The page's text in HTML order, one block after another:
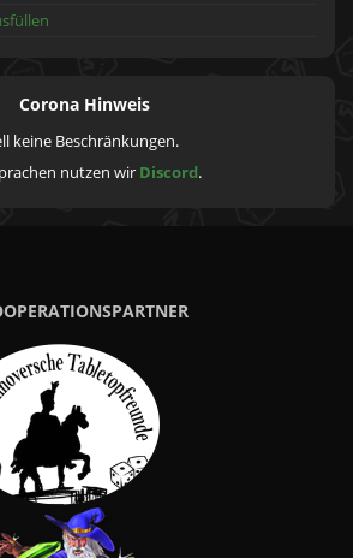
Corona Hinweis
keine Beschränkungen.
nutzen wir Discord.